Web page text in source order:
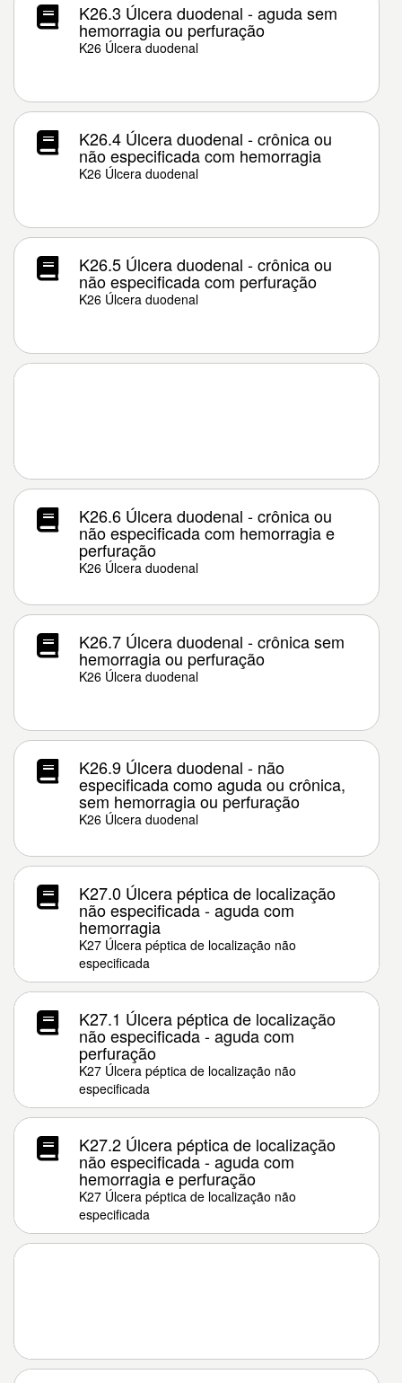
K26.3 Úlcera duodenal - aguda sem
hemorragia ou perfuração
K26 Úlcera duodenal
K26.4 Úlcera duodenal - crônica ou
não especificada com hemorragia
K26 Úlcera duodenal
K26.5 Úlcera duodenal - crônica ou
não especificada com perfuração
K26 Úlcera duodenal
K26.6 Úlcera duodenal - crônica ou
não especificada com hemorragia e
perfuração
K26 Úlcera duodenal
K26.7 Úlcera duodenal - crônica sem
hemorragia ou perfuração
K26 Úlcera duodenal
K26.9 Úlcera duodenal - não
especificada como aguda ou crônica,
sem hemorragia ou perfuração
K26 Úlcera duodenal
K27.0 Úlcera péptica de localização
não especificada - aguda com
hemorragia
K27 Úlcera péptica de localização não
especificada
K27.1 Úlcera péptica de localização
não especificada - aguda com
perfuração
K27 Úlcera péptica de localização não
especificada
K27.2 Úlcera péptica de localização
não especificada - aguda com
hemorragia e perfuração
K27 Úlcera péptica de localização não
especificada